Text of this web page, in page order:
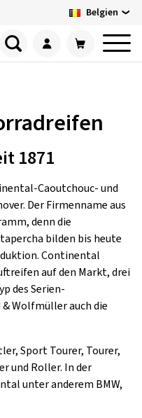
Belgien
1871
Caoutchouc- und
Der Firmenname aus
denn die
bilden bis heute
Continental
auf den Markt, drei
des Serien-
Wolfmüller auch die
Sport Tourer, Tourer,
und Roller. In der
unter anderem BMW,